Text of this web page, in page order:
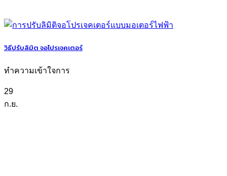
วิธีปรับลิมิต จอโปรเจคเตอร์
ทำความเข้าใจการ
29
ก.ย.